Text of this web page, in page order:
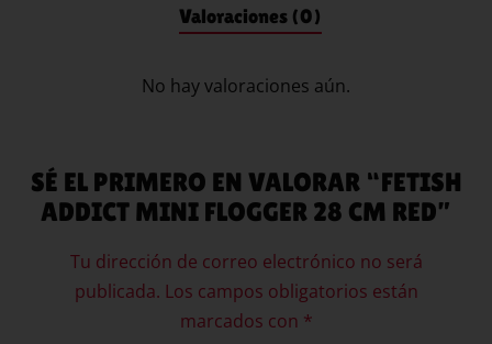
Valoraciones (0)
No hay valoraciones aún.
SÉ EL PRIMERO EN VALORAR “FETISH
ADDICT MINI FLOGGER 28 CM RED”
Tu dirección de correo electrónico no será
publicada. Los campos obligatorios están
marcados con *